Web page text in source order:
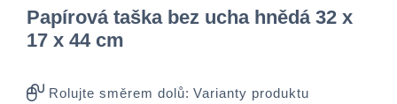
Papírová taška bez ucha hnědá 32 x
17 x 44 cm
Rolujte směrem dolů: Varianty produktu